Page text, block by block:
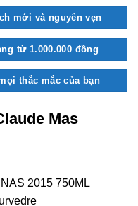
mới và nguyên vẹn
từ 1.000.000 đồng
thắc mắc của bạn
Mas
2015 750ML